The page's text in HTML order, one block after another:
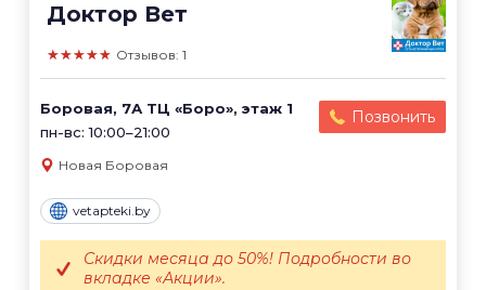
Доктор Вет
★★★★★ Отзывов: 1
Боровая, 7А ТЦ «Боро», этаж 1
пн-вс: 10:00–21:00
Позвонить
Новая Боровая
vetapteki.by
Скидки месяца до 50%! Подробности во
вкладке «Акции».